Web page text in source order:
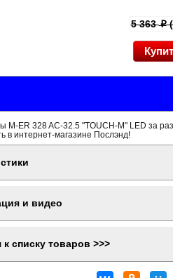
5 363p
M-ER 328 AC-32.5 "TOUCH-M" LED за
в интернет-магазине Послэнд!
и видео
к списку товаров >>>